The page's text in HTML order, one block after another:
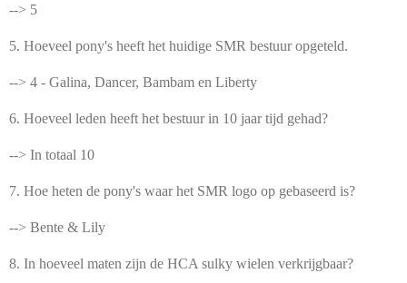
--> 5
5. Hoeveel pony's heeft het huidige SMR bestuur opgeteld.
--> 4 - Galina, Dancer, Bambam en Liberty
6. Hoeveel leden heeft het bestuur in 10 jaar tijd gehad?
--> In totaal 10
7. Hoe heten de pony's waar het SMR logo op gebaseerd is?
--> Bente & Lily
8. In hoeveel maten zijn de HCA sulky wielen verkrijgbaar?